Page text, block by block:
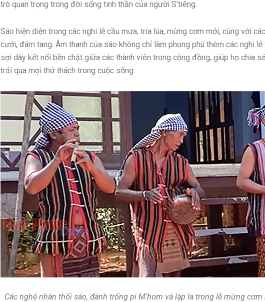
trò quan trọng trong đời sống tinh thần của người S’tiêng.
Sáo hiện diện trong các nghi lễ cầu mưa, trỉa lúa, mừng cơm mới, cùng với
cưới, đám tang. Âm thanh của sáo không chỉ làm phong phú thêm các nghi
sợi dây kết nối bền chặt giữa các thành viên trong cộng đồng, giúp họ chia
trải qua mọi thử thách trong cuộc sống.
Các nghệ nhân thổi sáo, đánh trống pi M’hom và lập la trong lễ mừng